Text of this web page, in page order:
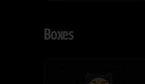
Boxes